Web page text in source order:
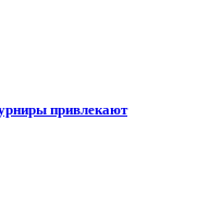
привлекают